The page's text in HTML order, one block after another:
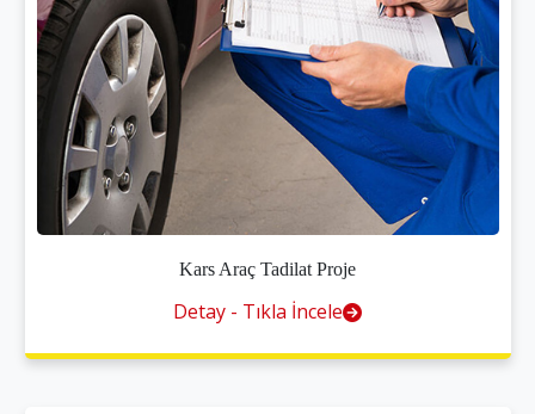
Kars Araç Tadilat Proje
Detay - Tıkla İncele